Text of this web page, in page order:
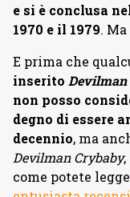
e si è conclusa
1970 e il 1979.
E prima che
inserito Devilman
non posso
degno di essere
decennio, ma
Devilman Crybaby
come potete